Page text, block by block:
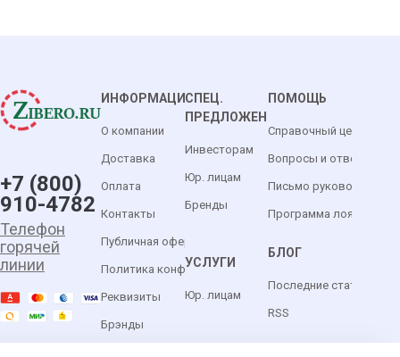
+7 (800)
910-4782
Телефон
горячей
линии
ИНФОРМАЦИЯ
О компании
Доставка
Оплата
Контакты
Публичная оферта
Политика конфиденциальности
Реквизиты
Брэнды
СПЕЦ.
ПРЕДЛОЖЕНИЯ
Инвесторам
Юр. лицам
Бренды
УСЛУГИ
Юр. лицам
ПОМОЩЬ
Справочный центр
Вопросы и ответы
Письмо руководителю
Программа лояльности
БЛОГ
Последние статьи
RSS